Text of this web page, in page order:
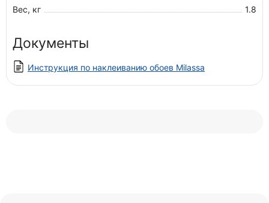
Вес, кг
1.8
Документы
Инструкция по наклеиванию обоев Milassa